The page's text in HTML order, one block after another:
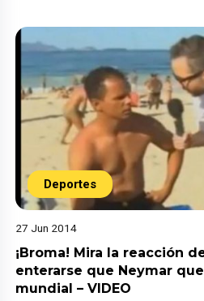
Deportes
27 Jun 2014
¡Broma! Mira la reacción
enterarse que Neymar
mundial – VIDEO